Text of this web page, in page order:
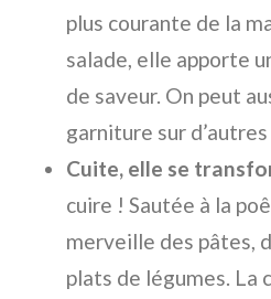
plus courante de la
salade, elle apporte
de saveur. On peut
garniture sur
Cuite, elle se
cuire ! Sautée à la
merveille des pâtes,
plats de légumes. La